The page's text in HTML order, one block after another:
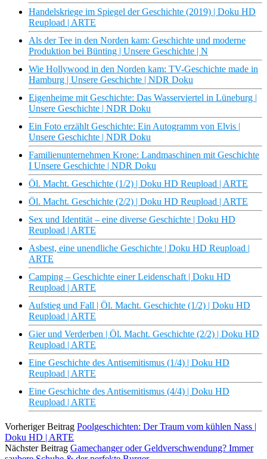
Handelskriege im Spiegel der Geschichte (2019) | Doku HD
Reupload | ARTE
Als der Tee in den Norden kam: Geschichte und moderne
Produktion bei Bünting | Unsere Geschichte | N
Wie Hollywood in den Norden kam: TV-Geschichte made in
Hamburg | Unsere Geschichte | NDR Doku
Eigenheime mit Geschichte: Das Wasserviertel in Lüneburg |
Unsere Geschichte | NDR Doku
Ein Foto erzählt Geschichte: Ein Autogramm von Elvis |
Unsere Geschichte | NDR Doku
Familienunternehmen Krone: Landmaschinen mit Geschichte
I Unsere Geschichte | NDR Doku
Öl. Macht. Geschichte (1/2) | Doku HD Reupload | ARTE
Öl. Macht. Geschichte (2/2) | Doku HD Reupload | ARTE
Sex und Identität – eine diverse Geschichte | Doku HD
Reupload | ARTE
Asbest, eine unendliche Geschichte | Doku HD Reupload |
ARTE
Camping – Geschichte einer Leidenschaft | Doku HD
Reupload | ARTE
Aufstieg und Fall | Öl. Macht. Geschichte (1/2) | Doku HD
Reupload | ARTE
Gier und Verderben | Öl. Macht. Geschichte (2/2) | Doku HD
Reupload | ARTE
Eine Geschichte des Antisemitismus (1/4) | Doku HD
Reupload | ARTE
Eine Geschichte des Antisemitismus (4/4) | Doku HD
Reupload | ARTE
Vorheriger Beitrag Poolgeschichten: Der Traum vom kühlen Nass |
Doku HD | ARTE
Nächster Beitrag Gamechanger oder Geldverschwendung? Immer